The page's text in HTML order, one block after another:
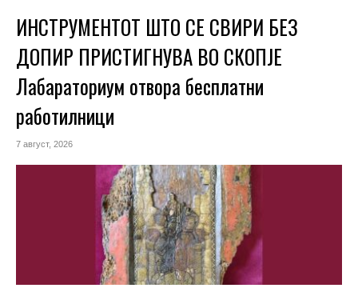
ИНСТРУМЕНТОТ ШТО СЕ СВИРИ БЕЗ
ДОПИР ПРИСТИГНУВА ВО СКОПЈЕ
Лабараториум отвора бесплатни
работилници
7 август, 2026